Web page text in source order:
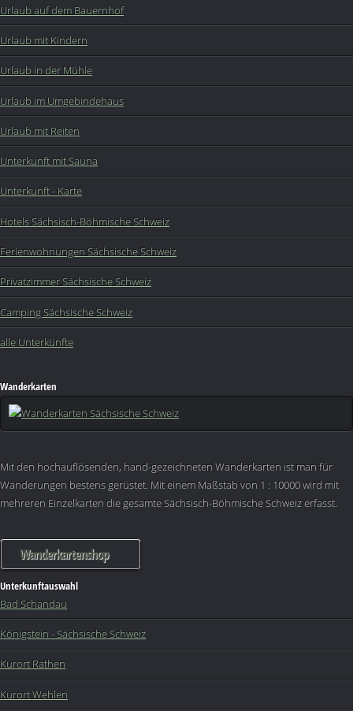
Urlaub auf dem Bauernhof
Urlaub mit Kindern
Urlaub in der Mühle
Urlaub im Umgebindehaus
Urlaub mit Reiten
Unterkunft mit Sauna
Unterkunft - Karte
Hotels Sächsisch-Böhmische Schweiz
Ferienwohnungen Sächsische Schweiz
Privatzimmer Sächsische Schweiz
Camping Sächsische Schweiz
alle Unterkünfte
Wanderkarten
Mit den hochauflösenden, hand-gezeichneten Wanderkarten ist man für
Wanderungen bestens gerüstet. Mit einem Maßstab von 1 : 10000 wird mit
mehreren Einzelkarten die gesamte Sächsisch-Böhmische Schweiz erfasst.
Wanderkartenshop
Unterkunftauswahl
Bad Schandau
Königstein - Sächsische Schweiz
Kurort Rathen
Kurort Wehlen